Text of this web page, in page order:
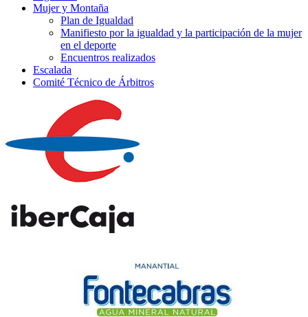
Mujer y Montaña
Plan de Igualdad
Manifiesto por la igualdad y la participación de la mujer
en el deporte
Encuentros realizados
Escalada
Comité Técnico de Árbitros